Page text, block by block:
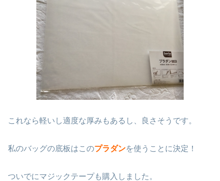
これなら軽いし適度な厚みもあるし、良さそうです。
私のバッグの底板はこのプラダンを使うことに決定！
ついでにマジックテープも購入しました。